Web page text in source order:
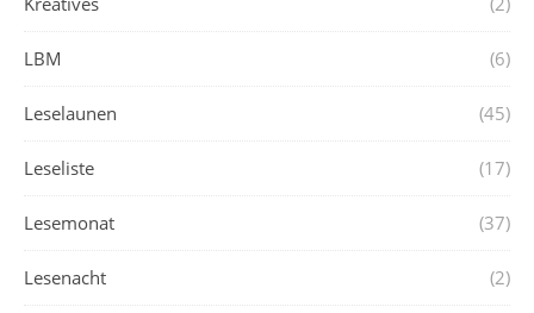
LBM (6)
Leselaunen (45)
Leseliste (17)
Lesemonat (37)
Lesenacht (2)